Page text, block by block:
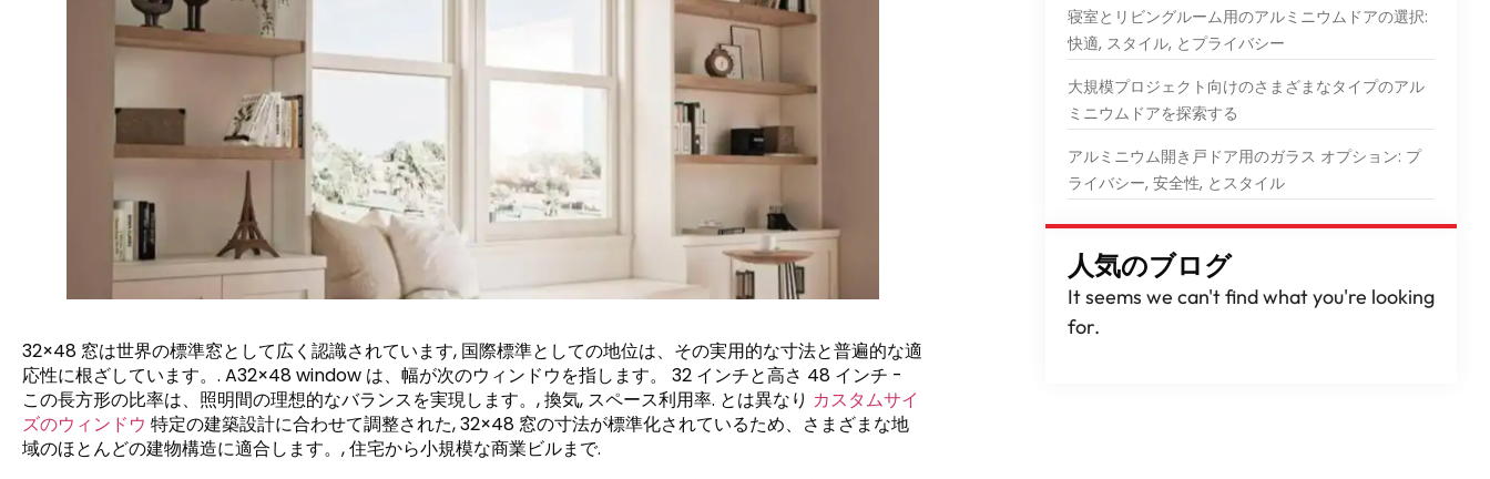
32×48 窓は世界の標準窓として広く認識されています, 国際標準としての地位は、その実用的な寸法と普遍的な適
応性に根ざしています。. A32×48 window は、幅が次のウィンドウを指します。 32 インチと高さ 48 インチ -
この長方形の比率は、照明間の理想的なバランスを実現します。, 換気, スペース利用率. とは異なり カスタムサイ
ズのウィンドウ 特定の建築設計に合わせて調整された, 32×48 窓の寸法が標準化されているため、さまざまな地
域のほとんどの建物構造に適合します。, 住宅から小規模な商業ビルまで.
寝室とリビングルーム用のアルミニウムドアの選択:
快適, スタイル, とプライバシー
大規模プロジェクト向けのさまざまなタイプのアル
ミニウムドアを探索する
アルミニウム開き戸ドア用のガラス オプション: プ
ライバシー, 安全性, とスタイル
人気のブログ
It seems we can't find what you're looking
for.